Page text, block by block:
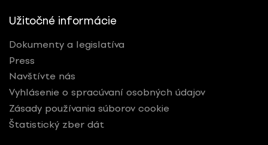
Užitočné informácie
Dokumenty a legislatíva
Press
Navštívte nás
Vyhlásenie o spracúvaní osobných údajov
Zásady používania súborov cookie
Štatistický zber dát